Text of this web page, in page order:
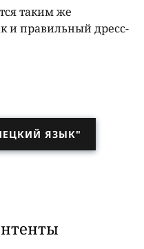
таким же
и правильный дресс-
ЯЗЫК"